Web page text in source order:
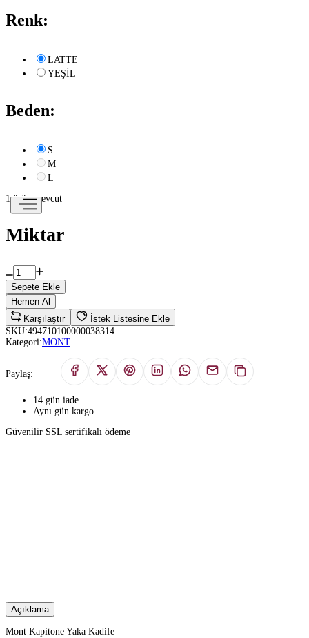
Renk:
LATTE
YEŞİL
Beden:
S
M
L
1 ürün mevcut
Miktar
Sepete Ekle
Hemen Al
Karşılaştır
İstek Listesine Ekle
SKU:494710100000038314
Kategori:MONT
Paylaş:
14 gün iade
Aynı gün kargo
Güvenilir SSL sertifikalı ödeme
Açıklama
Mont Kapitone Yaka Kadife